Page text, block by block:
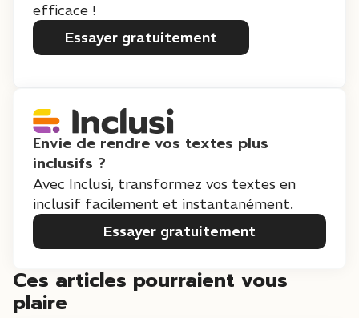
efficace !
Essayer gratuitement
Envie de rendre vos textes plus
inclusifs ?
Avec Inclusi, transformez vos textes en
inclusif facilement et instantanément.
Essayer gratuitement
Ces articles pourraient vous
plaire